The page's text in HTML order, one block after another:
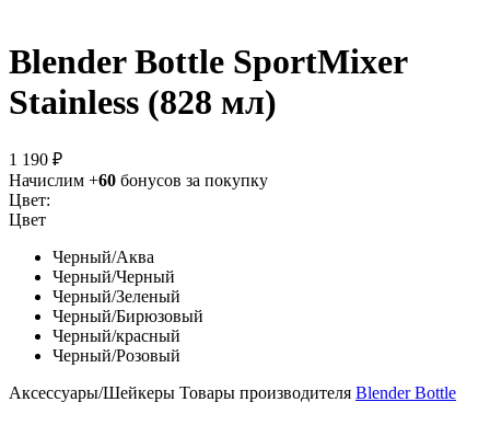
Blender Bottle SportMixer
Stainless (828 мл)
1 190 ₽
Начислим +60 бонусов за покупку
Цвет:
Цвет
Черный/Аква
Черный/Черный
Черный/Зеленый
Черный/Бирюзовый
Черный/красный
Черный/Розовый
Аксессуары/Шейкеры Товары производителя Blender Bottle